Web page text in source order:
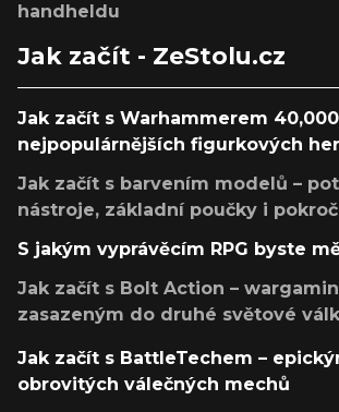
handheldu
Jak začít - ZeStolu.cz
Jak začít s Warhammerem
nejpopulárnějších figurkových
Jak začít s barvením modelů –
nástroje, základní poučky i
S jakým vyprávěcím RPG byste
Jak začít s Bolt Action –
zasazeným do druhé světové
Jak začít s BattleTechem –
obrovitých válečných mechů